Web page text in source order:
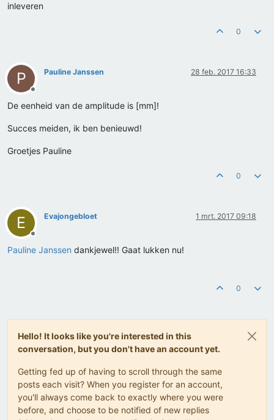
inleveren
0
P
Offline
Pauline Janssen 28 feb. 2017 16:33
De eenheid van de amplitude is [mm]!
Succes meiden, ik ben benieuwd!
Groetjes Pauline
0
E
Offline
Evajongebloet 1 mrt. 2017 09:18
Pauline Janssen dankjewel!! Gaat lukken nu!
0
Hello! It looks like you're interested in this
conversation, but you don't have an account yet.
Getting fed up of having to scroll through the same
posts each visit? When you register for an account,
you'll always come back to exactly where you were
before, and choose to be notified of new replies